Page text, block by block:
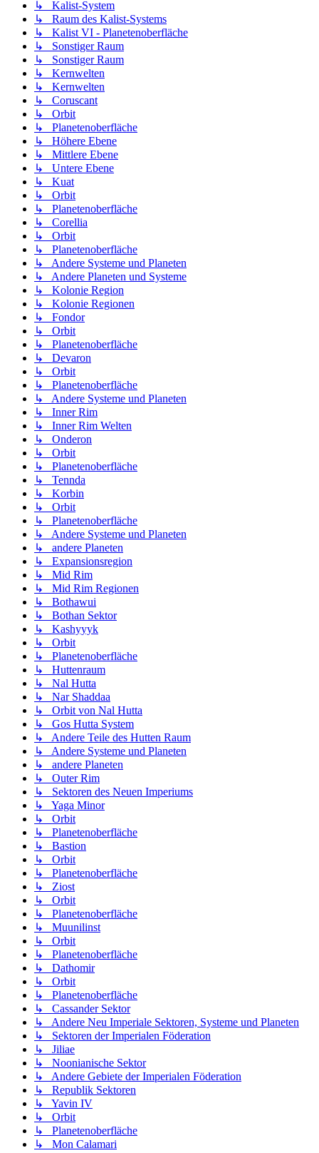
↳ Kalist-System
↳ Raum des Kalist-Systems
↳ Kalist VI - Planetenoberfläche
↳ Sonstiger Raum
↳ Sonstiger Raum
↳ Kernwelten
↳ Kernwelten
↳ Coruscant
↳ Orbit
↳ Planetenoberfläche
↳ Höhere Ebene
↳ Mittlere Ebene
↳ Untere Ebene
↳ Kuat
↳ Orbit
↳ Planetenoberfläche
↳ Corellia
↳ Orbit
↳ Planetenoberfläche
↳ Andere Systeme und Planeten
↳ Andere Planeten und Systeme
↳ Kolonie Region
↳ Kolonie Regionen
↳ Fondor
↳ Orbit
↳ Planetenoberfläche
↳ Devaron
↳ Orbit
↳ Planetenoberfläche
↳ Andere Systeme und Planeten
↳ Inner Rim
↳ Inner Rim Welten
↳ Onderon
↳ Orbit
↳ Planetenoberfläche
↳ Tennda
↳ Korbin
↳ Orbit
↳ Planetenoberfläche
↳ Andere Systeme und Planeten
↳ andere Planeten
↳ Expansionsregion
↳ Mid Rim
↳ Mid Rim Regionen
↳ Bothawui
↳ Bothan Sektor
↳ Kashyyyk
↳ Orbit
↳ Planetenoberfläche
↳ Huttenraum
↳ Nal Hutta
↳ Nar Shaddaa
↳ Orbit von Nal Hutta
↳ Gos Hutta System
↳ Andere Teile des Hutten Raum
↳ Andere Systeme und Planeten
↳ andere Planeten
↳ Outer Rim
↳ Sektoren des Neuen Imperiums
↳ Yaga Minor
↳ Orbit
↳ Planetenoberfläche
↳ Bastion
↳ Orbit
↳ Planetenoberfläche
↳ Ziost
↳ Orbit
↳ Planetenoberfläche
↳ Muunilinst
↳ Orbit
↳ Planetenoberfläche
↳ Dathomir
↳ Orbit
↳ Planetenoberfläche
↳ Cassander Sektor
↳ Andere Neu Imperiale Sektoren, Systeme und Planeten
↳ Sektoren der Imperialen Föderation
↳ Jiliae
↳ Noonianische Sektor
↳ Andere Gebiete der Imperialen Föderation
↳ Republik Sektoren
↳ Yavin IV
↳ Orbit
↳ Planetenoberfläche
↳ Mon Calamari